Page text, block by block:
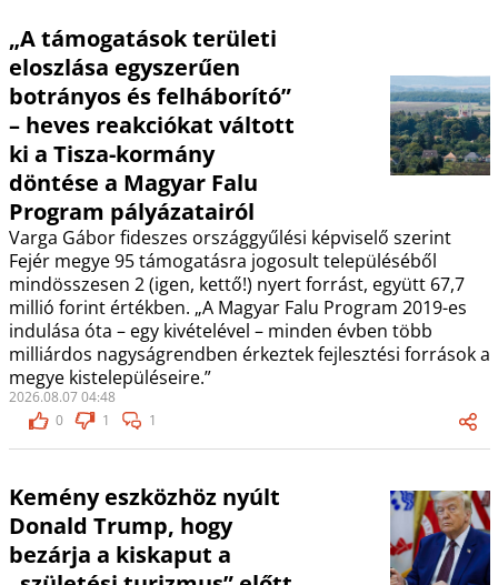
„A támogatások területi
eloszlása egyszerűen
botrányos és felháborító”
– heves reakciókat váltott
ki a Tisza-kormány
döntése a Magyar Falu
Program pályázatairól
Varga Gábor fideszes országgyűlési képviselő szerint
Fejér megye 95 támogatásra jogosult településéből
mindösszesen 2 (igen, kettő!) nyert forrást, együtt 67,7
millió forint értékben. „A Magyar Falu Program 2019-es
indulása óta – egy kivételével – minden évben több
milliárdos nagyságrendben érkeztek fejlesztési források a
megye kistelepüléseire.”
2026.08.07 04:48
0
1 1
Kemény eszközhöz nyúlt
Donald Trump, hogy
bezárja a kiskaput a